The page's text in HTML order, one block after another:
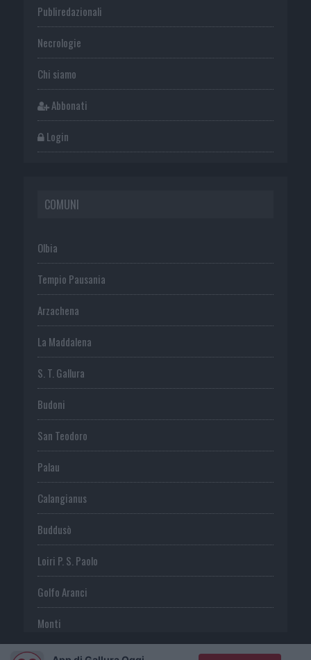
Publiredazionali
Necrologie
Chi siamo
Abbonati
Login
COMUNI
Olbia
Tempio Pausania
Arzachena
La Maddalena
S. T. Gallura
Budoni
San Teodoro
Palau
Calangianus
Buddusò
Loiri P. S. Paolo
Golfo Aranci
Monti
Telti